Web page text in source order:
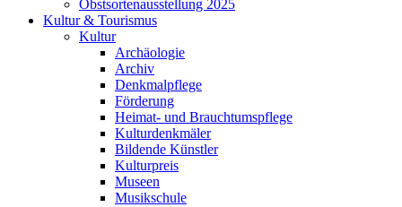
Obstsortenausstellung 2025
Kultur & Tourismus
Kultur
Archäologie
Archiv
Denkmalpflege
Förderung
Heimat- und Brauchtumspflege
Kulturdenkmäler
Bildende Künstler
Kulturpreis
Museen
Musikschule